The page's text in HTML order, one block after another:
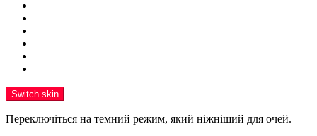
Switch skin
Переключіться на темний режим, який ніжніший для очей.